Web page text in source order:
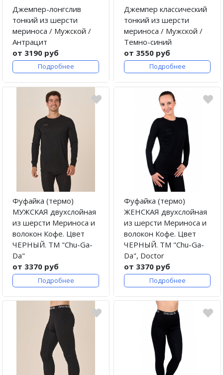
Джемпер-лонгслив
тонкий из шерсти
мериноса / Мужской /
Антрацит
от 3190 руб
Подробнее
Джемпер классический
тонкий из шерсти
мериноса / Мужской /
Темно-синий
от 3550 руб
Подробнее
Фуфайка (термо)
МУЖСКАЯ двухслойная
из шерсти Мериноса и
волокон Кофе. Цвет
ЧЕРНЫЙ. ТМ "Chu-Ga-
Da"
от 3370 руб
Подробнее
Фуфайка (термо)
ЖЕНСКАЯ двухслойная
из шерсти Мериноса и
волокон Кофе. Цвет
ЧЕРНЫЙ. ТМ "Chu-Ga-
Da", Doctor
от 3370 руб
Подробнее